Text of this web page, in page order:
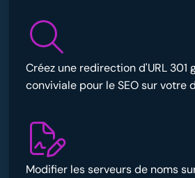
Créez une redirection d'URL 301
conviviale pour le SEO sur votre
Modifier les serveurs de noms